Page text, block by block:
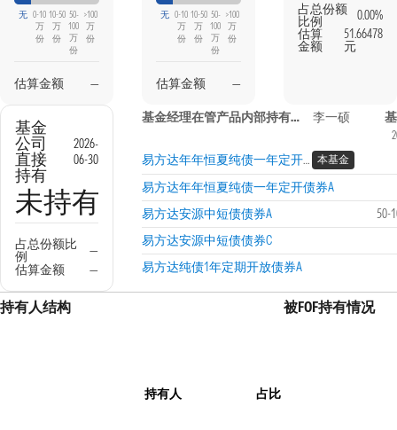
无 0-10
万
份
10-50
万
份
50-
100
万
份
>100
万
份
估算金额 —
无 0-10
万
份
10-50
万
份
50-
100
万
份
>100
万
份
估算金额 —
占总份额
比例
0.00%
估算
金额
51.66478
元
基金
公司
直接
持有
2026-
06-30
未持有
占总份额比
例
—
估算金额
—
基金经理在管产品内部持有信息 李一硕
易方达年年恒夏纯债一年定开债券C 本基金
易方达年年恒夏纯债一年定开债券A
易方达安源中短债债券A
50-
易方达安源中短债债券C
易方达纯债1年定期开放债券A
持有人结构
持有人 占比
被FOF持有情况